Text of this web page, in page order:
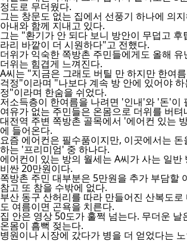
정도로 무더웠다.
그는 창문도 없는 집에서 선풍기 하나에 의
아내와 함께 지내고 있다.
그는 "환기가 안 되다 보니 방안이 무덥고
라리 바깥이 더 시원하다"고 전했다.
더위가 익숙한 쪽방촌 주민들에게도 올해
더위는 힘겹게 느껴진다.
A씨는 "지금은 그래도 버틸 만 하지만 한여
걱정"이라며 "나보다 계속 방 안에 있어야 하
정"이라며 한숨을 쉬었다.
저소득층이 한여름을 나려면 '인내'와 '돈'이
여유가 없는 주민들은 온몸으로 더위를 버텨
대전역 주변 쪽방촌 골목에서 '에어컨 있는
에 들어온다.
요즘 에어컨은 필수품이지만, 이곳에서는
하는 '프리미엄' 중 하나다.
에어컨이 있는 방의 월세는 A씨가 사는 일반
비싼 20만원이다.
쪽방촌 주민 대부분은 5만원을 추가 부담할
참고 또 참을 수밖에 없다.
부산 동구 산허리를 따라 만들어진 산복도
도 여름이면 곤욕을 치른다.
집 안은 영상 50도가 훌쩍 넘는다. 무더운 날
온몸이 흠뻑 젖는다.
병원이나 시장에 갔다가 병을 더 얻었다는